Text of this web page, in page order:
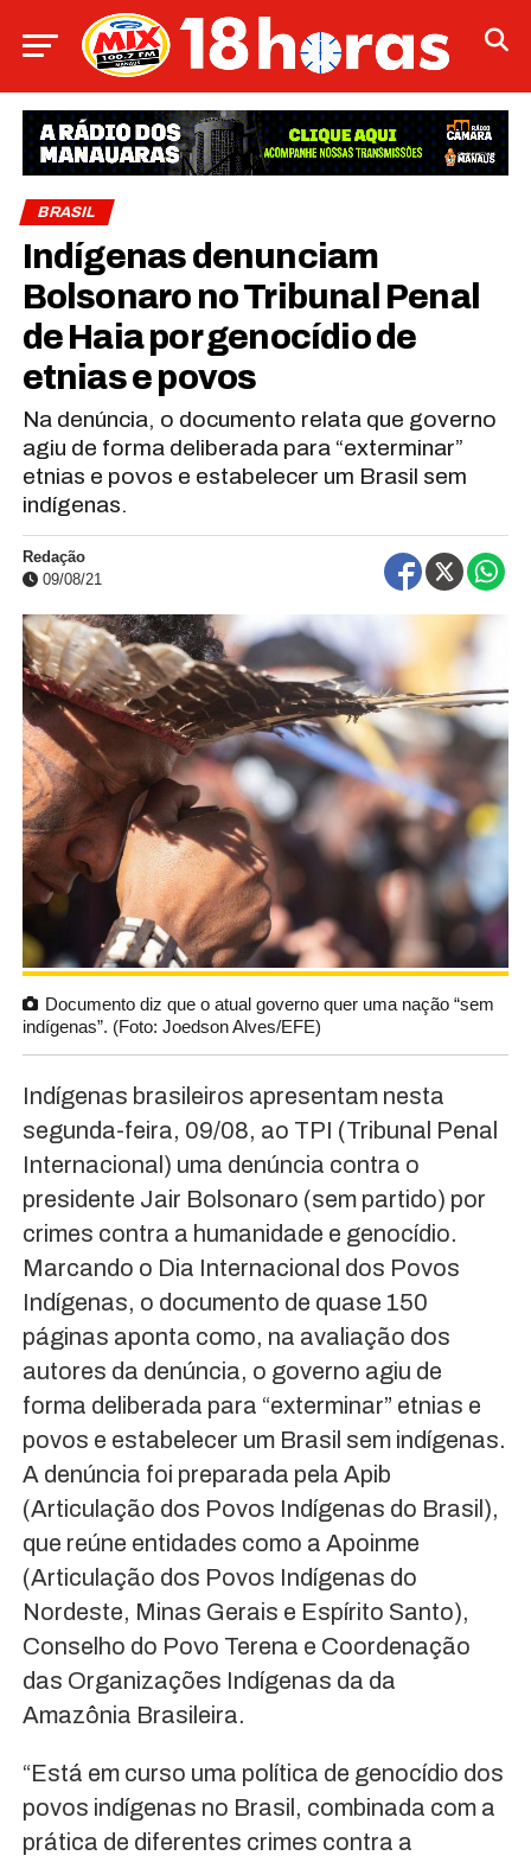
BRASIL
Indígenas denunciam
Bolsonaro no Tribunal Penal
de Haia por genocídio de
etnias e povos
Na denúncia, o documento relata que governo
agiu de forma deliberada para “exterminar”
etnias e povos e estabelecer um Brasil sem
indígenas.
Redação
09/08/21
Documento diz que o atual governo quer uma nação “sem
indígenas”. (Foto: Joedson Alves/EFE)
Indígenas brasileiros apresentam nesta
segunda-feira, 09/08, ao TPI (Tribunal Penal
Internacional) uma denúncia contra o
presidente Jair Bolsonaro (sem partido) por
crimes contra a humanidade e genocídio.
Marcando o Dia Internacional dos Povos
Indígenas, o documento de quase 150
páginas aponta como, na avaliação dos
autores da denúncia, o governo agiu de
forma deliberada para “exterminar” etnias e
povos e estabelecer um Brasil sem indígenas.
A denúncia foi preparada pela Apib
(Articulação dos Povos Indígenas do Brasil),
que reúne entidades como a Apoinme
(Articulação dos Povos Indígenas do
Nordeste, Minas Gerais e Espírito Santo),
Conselho do Povo Terena e Coordenação
das Organizações Indígenas da da
Amazônia Brasileira.
“Está em curso uma política de genocídio dos
povos indígenas no Brasil, combinada com a
prática de diferentes crimes contra a